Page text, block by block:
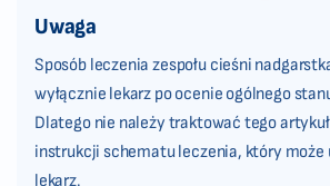
Uwaga
Sposób leczenia zespołu cieśni
wyłącznie lekarz po ocenie ogólnego
Dlatego nie należy traktować tego
instrukcji schematu leczenia, który może
lekarz.